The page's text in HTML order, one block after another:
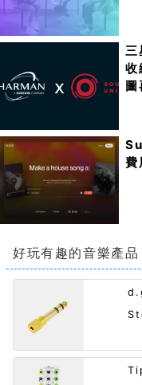
收
圖
費
好玩有趣的音樂產品